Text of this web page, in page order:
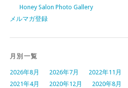
Honey Salon Photo Gallery
メルマガ登録
月別一覧
2026年8月 2026年7月 2022年11月
2021年4月
2020年12月 2020年8月